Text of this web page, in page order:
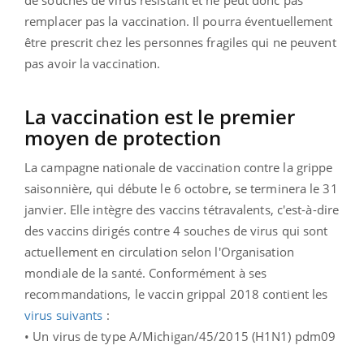
remplacer pas la vaccination. Il pourra éventuellement
être prescrit chez les personnes fragiles qui ne peuvent
pas avoir la vaccination.
La vaccination est le premier
moyen de protection
La campagne nationale de vaccination contre la grippe
saisonnière, qui débute le 6 octobre, se terminera le 31
janvier. Elle intègre des vaccins tétravalents, c'est-à-dire
des vaccins dirigés contre 4 souches de virus qui sont
actuellement en circulation selon l'Organisation
mondiale de la santé. Conformément à ses
recommandations, le vaccin grippal 2018 contient les
virus suivants :
• Un virus de type A/Michigan/45/2015 (H1N1) pdm09